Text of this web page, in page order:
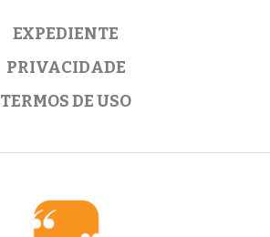
EXPEDIENTE
PRIVACIDADE
TERMOS DE USO